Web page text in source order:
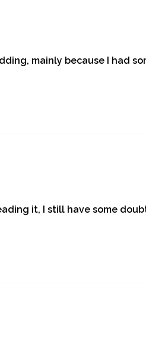
mainly because I had
it, I still have some